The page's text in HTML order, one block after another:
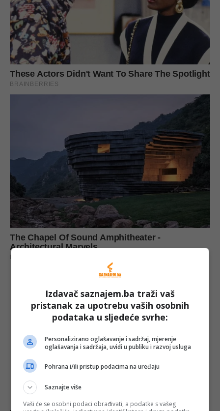
Izdavač saznajem.ba traži vaš
pristanak za upotrebu vaših osobnih
podataka u sljedeće svrhe:
Personalizirano oglašavanje i sadržaj, mjerenje
oglašavanja i sadržaja, uvidi u publiku i razvoj usluga
Pohrana i/ili pristup podacima na uređaju
Saznajte više
Vaši će se osobni podaci obrađivati, a podatke s vašeg